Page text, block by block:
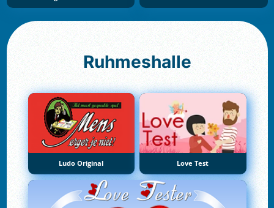
Ruhmeshalle
Ludo Original Love Test